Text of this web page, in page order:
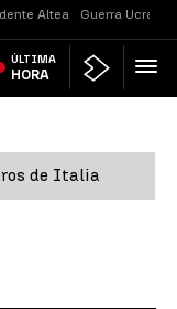
Altea Guerra Ucrania
ÚLTIMA
HORA
de Italia